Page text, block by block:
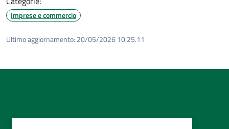
Imprese e commercio
Ultimo aggiornamento: 20/05/2026 10:25.11